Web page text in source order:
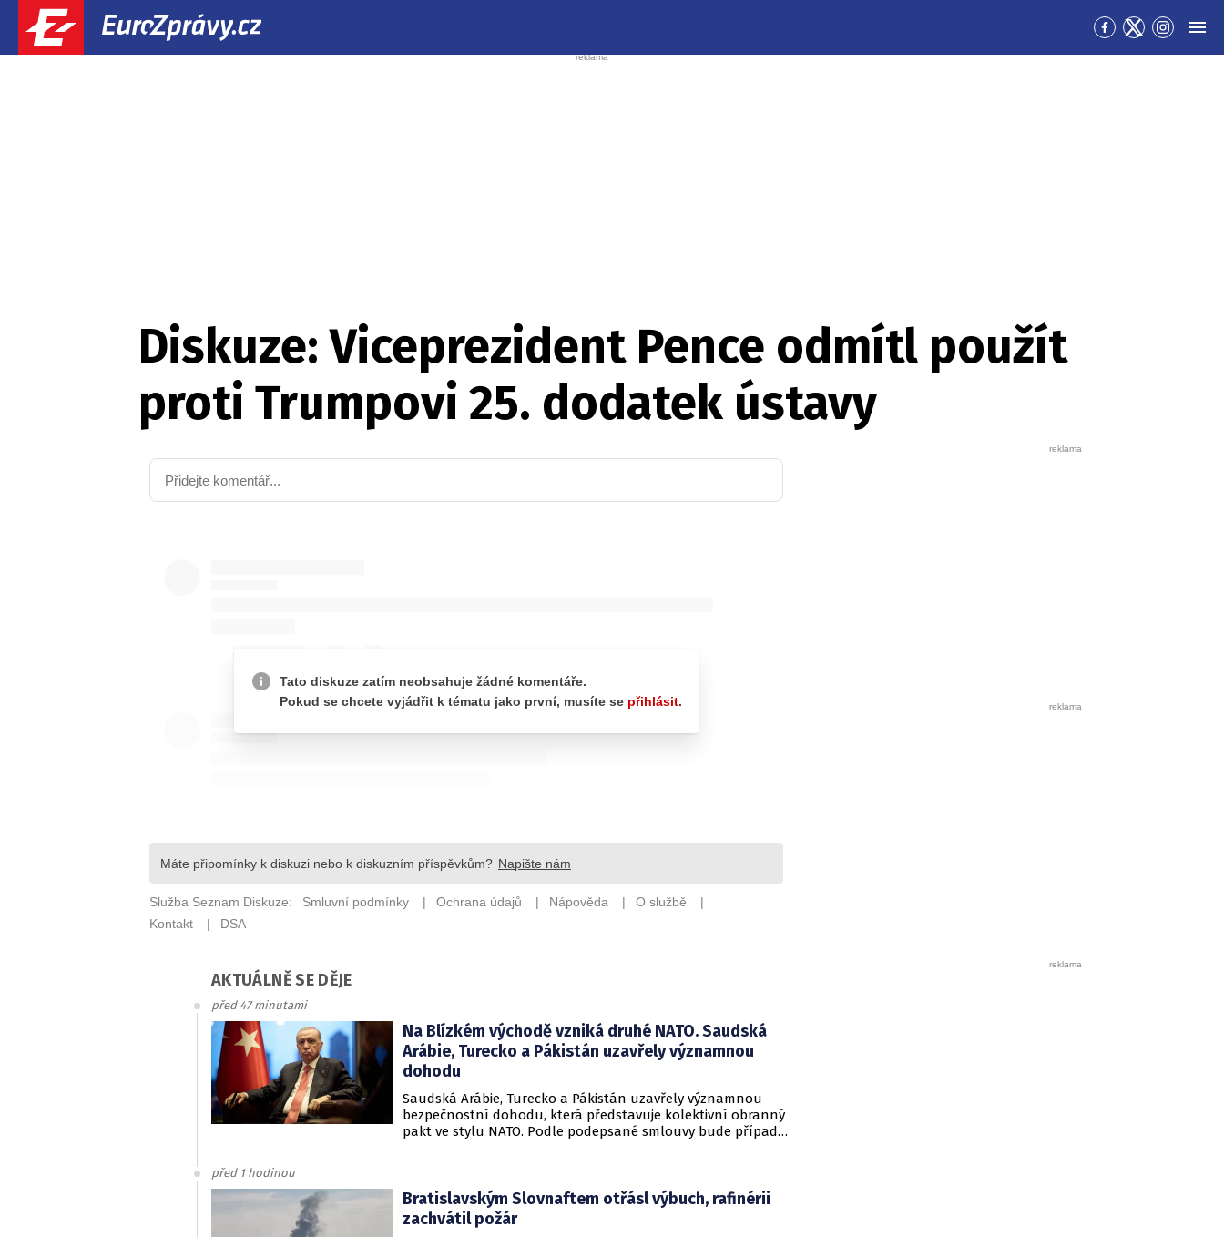
Přejít
na
Přejít
na
Přejít
na
Diskuze: Viceprezident Pence odmítl použít
proti Trumpovi 25. dodatek ústavy
AKTUÁLNĚ SE DĚJE
před 47 minutami
Na Blízkém východě vzniká druhé NATO. Saudská
Arábie, Turecko a Pákistán uzavřely významnou
dohodu
Saudská Arábie, Turecko a Pákistán uzavřely významnou
bezpečnostní dohodu, která představuje kolektivní obranný
pakt ve stylu NATO. Podle podepsané smlouvy bude případný
před 1 hodinou
Bratislavským Slovnaftem otřásl výbuch, rafinérii
zachvátil požár